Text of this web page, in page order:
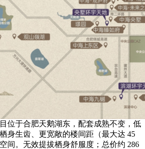
位于合肥天鹅湖东，配套成熟不变，低
身生齿、更宽敞的楼间距（最大达 45
间。无效提拔栖身舒服度；总价约 286